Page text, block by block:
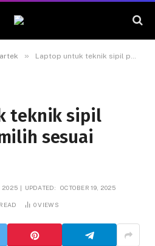
» Laptop untuk teknik sipil panduan memilih sesuai kebutuhan
teknik sipil
sesuai
2025 UPDATED: OCTOBER 19, 2025
0VIEWS